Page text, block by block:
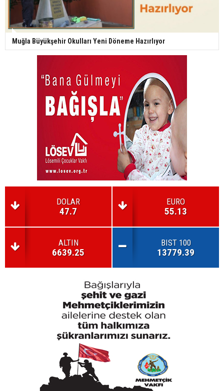
Muğla Büyükşehir Okulları Yeni Döneme Hazırlıyor
DOLAR
47.7
EURO
55.13
ALTIN
6639.25
BIST 100
13779.39